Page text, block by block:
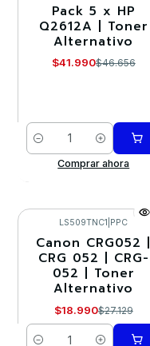
-10%
Pack 5 x HP
Q2612A | Toner
Alternativo
$41.990$46.656
Cantidad
Comprar ahora
-30%
LS509TNC1 PPC
Canon CRG052 |
CRG 052 | CRG-
052 | Toner
Alternativo
$18.990$27.129